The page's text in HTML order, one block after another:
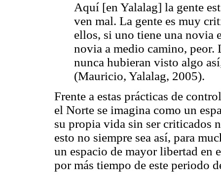
Aquí [en Yalalag] la gente
ven mal. La gente es muy
ellos, si uno tiene una novia
novia a medio camino, peor.
nunca hubieran visto algo
(Mauricio, Yalalag, 2005).
Frente a estas prácticas de
el Norte se imagina como un
su propia vida sin ser criticados
esto no siempre sea así, para
un espacio de mayor libertad en
por más tiempo de este periodo